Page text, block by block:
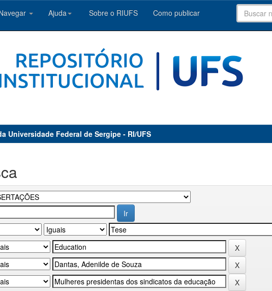
Ajuda Sobre o RIUFS Como publicar
Universidade Federal de Sergipe - RI/UFS